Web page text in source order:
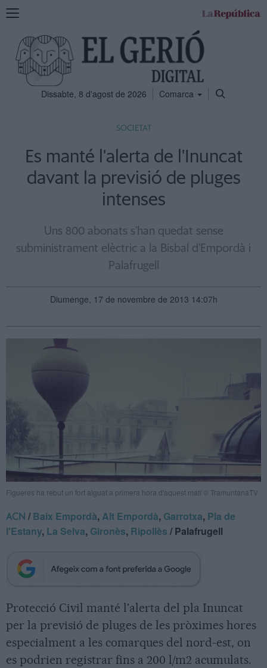
Mostra
navegació
Dissabte, 8 d'agost de 2026 Comarca
SOCIETAT
Es manté l'alerta de l'Inuncat
davant la previsió de pluges
intenses
Uns 800 abonats s'han quedat sense
subministrament elèctric a la Bisbal d'Empordà i
Palafrugell
Diumenge, 17 de novembre de 2013 14:07h
Figueres ha rebut un fort aiguat a primera hora d'aquest matí © TramuntanaTV
ACN /Baix Empordà, Alt Empordà, Garrotxa, Pla de
l'Estany, La Selva, Gironès, Ripollès / Palafrugell
Protecció Civil manté l'alerta del pla Inuncat
per la previsió de pluges de les pròximes hores
especialment a les comarques del nord-est, on
es podrien registrar fins a 200 l/m2 acumulats.